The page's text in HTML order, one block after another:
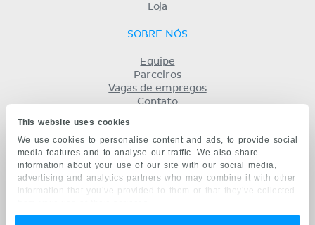
This website uses cookies
We use cookies to personalise content and ads, to provide social
media features and to analyse our traffic. We also share
information about your use of our site with our social media,
advertising and analytics partners who may combine it with other
information that you’ve provided to them or that they’ve collected
from your use of their services.
Loja
SOBRE NÓS
Equipe
Parceiros
Vagas de empregos
Contato
Privacidade
KENHUB EM...
English